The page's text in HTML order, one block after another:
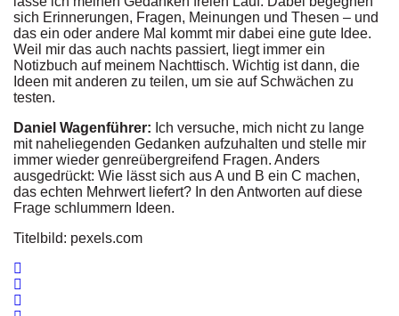
sich Erinnerungen, Fragen, Meinungen und Thesen – und
das ein oder andere Mal kommt mir dabei eine gute Idee.
Weil mir das auch nachts passiert, liegt immer ein
Notizbuch auf meinem Nachttisch. Wichtig ist dann, die
Ideen mit anderen zu teilen, um sie auf Schwächen zu
testen.
Daniel Wagenführer: Ich versuche, mich nicht zu lange
mit naheliegenden Gedanken aufzuhalten und stelle mir
immer wieder genreübergreifend Fragen. Anders
ausgedrückt: Wie lässt sich aus A und B ein C machen,
das echten Mehrwert liefert? In den Antworten auf diese
Frage schlummern Ideen.
Titelbild: pexels.com